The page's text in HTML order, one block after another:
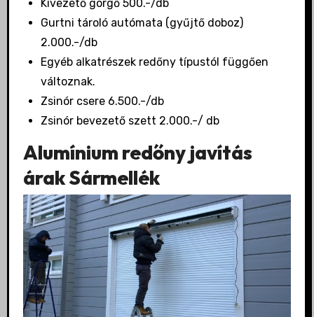
Kivezető görgő 500.-/db
Gurtni tároló autómata (gyűjtő doboz)
2.000.-/db
Egyéb alkatrészek redőny típustól függően
változnak.
Zsinór csere 6.500.-/db
Zsinór bevezető szett 2.000.-/ db
Alumínium redőny javítás
árak Sármellék